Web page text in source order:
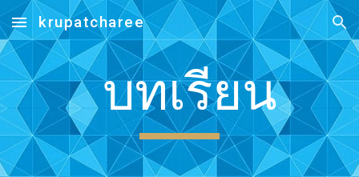
Skip to main content Skip to navigation
krupatcharee
บทเรียน